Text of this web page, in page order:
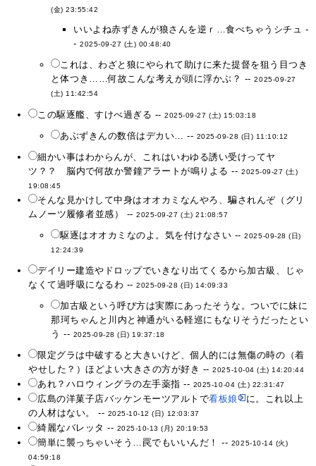
(金) 23:55:42
いいよね赤ずきんが狼さんを逆ｒ…食べちゃうシチュ -
-2025-09-27 (土) 00:48:40
これは、わざと狼にやられて助けに来た提督を狙う目つき
と体つき……何故こんな考えが頭に浮かぶ？ --2025-09-27
(土) 11:42:54
この駆逐艦、すけべ過ぎる --2025-09-27 (土) 15:03:18
あぶずきんの数倍はデカい… -- 2025-09-28 (日) 11:10:12
細かい事はわからんが、これはいわゆる誘い受けってヤ
ツ？？ 脳内で何故か警鐘アラートが鳴りよる -- 2025-09-27 (土)
19:08:45
そんな見かけして中身はオオカミなんやろ、騙されんぞ（グリ
ムノーツ履修者並感） --2025-09-27 (土) 21:08:57
駆逐はオオカミなのよ。気を付けなさい --2025-09-28 (日)
12:24:39
デイリー建造やドロップでいきなり出てくるから加古級、じゃ
なくて過呼吸になるわ --2025-09-28 (日) 14:09:33
加古級という呼び方は実際にあったそうな。ついでに妹に
那珂ちゃんと川内と神通がいる軽巡にもなりそうだったとい
う -- 2025-09-28 (日) 19:37:18
限定グラは中破すると大きいけど、個人的には無傷の時の（着
やせした？）ほどよい大きさの方が好き --2025-10-04 (土) 14:20:44
あれ？ハロウィングラの左手薬指 -- 2025-10-04 (土) 22:31:47
広島の洋菓子店バッケンモーツアルトで看板娘
に。これ以上
の人材はない。 -- 2025-10-12 (日) 12:03:37
綺麗なバレッタ -- 2025-10-13 (月) 20:19:53
簡単に襲っちゃいそう…罠でもいいんだ！ -- 2025-10-14 (火)
04:59:18